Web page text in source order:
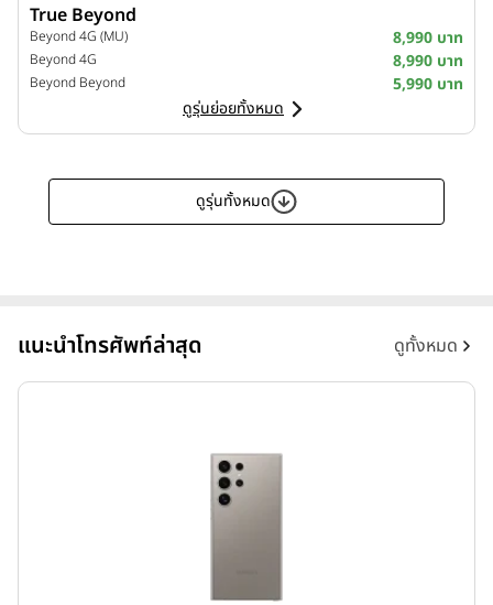
True Beyond
Beyond 4G (MU) 8,990 บาท
Beyond 4G 8,990 บาท
Beyond Beyond
5,990 บาท
ดูรุ่นย่อยทั้งหมด
ดูรุ่นทั้งหมด
แนะนำโทรศัพท์ล่าสุด ดูทั้งหมด